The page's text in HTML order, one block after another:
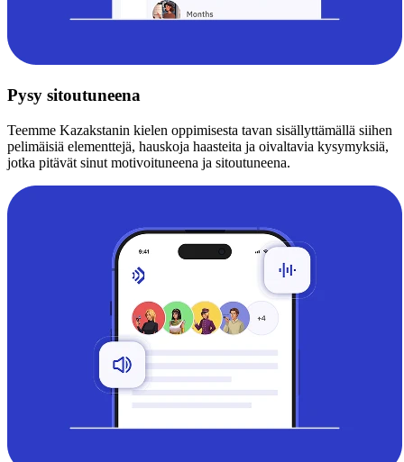
Pysy sitoutuneena
Teemme Kazakstanin kielen oppimisesta tavan sisällyttämällä siihen
pelimäisiä elementtejä, hauskoja haasteita ja oivaltavia kysymyksiä,
jotka pitävät sinut motivoituneena ja sitoutuneena.